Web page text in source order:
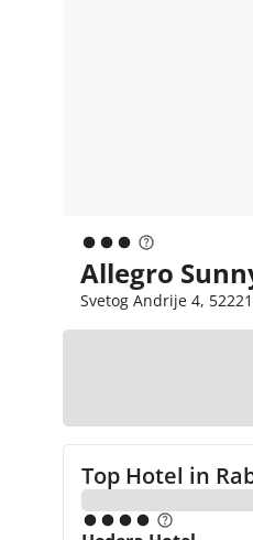
Allegro
Svetog Andrije 4,
Top Hotel in